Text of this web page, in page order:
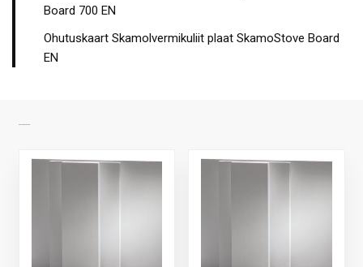
Board 700 EN
Ohutuskaart Skamolvermikuliit plaat SkamoStove Board
EN